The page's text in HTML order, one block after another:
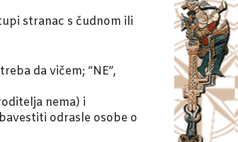
stranac s čudnom ili
da vičem; “NE”,
nema) i
odrasle osobe o